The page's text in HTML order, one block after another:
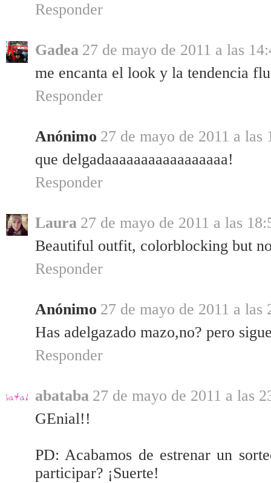
Responder
Gadea 27 de mayo de 2011 a las
me encanta el look y la tendencia
Responder
Anónimo 27 de mayo de 2011 a las
que delgadaaaaaaaaaaaaaaaaa!
Responder
Laura 27 de mayo de 2011 a las
Beautiful outfit, colorblocking but
Responder
Anónimo 27 de mayo de 2011 a las
Has adelgazado mazo,no? pero
Responder
abataba 27 de mayo de 2011 a las
GEnial!!
PD: Acabamos de estrenar un
participar? ¡Suerte!